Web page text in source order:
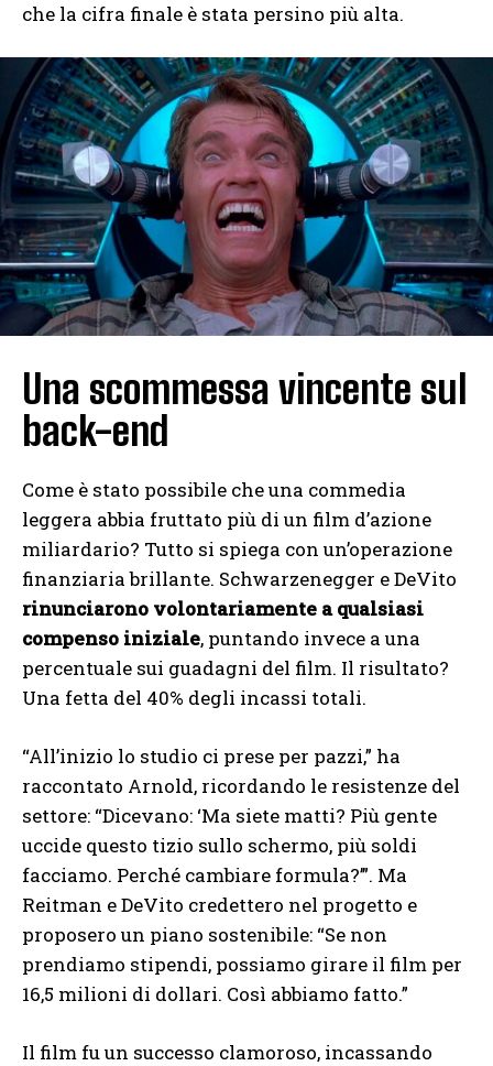
che la cifra finale è stata persino più alta.
Una scommessa vincente sul
back-end
Come è stato possibile che una commedia
leggera abbia fruttato più di un film d’azione
miliardario? Tutto si spiega con un’operazione
finanziaria brillante. Schwarzenegger e DeVito
rinunciarono volontariamente a qualsiasi
compenso iniziale, puntando invece a una
percentuale sui guadagni del film. Il risultato?
Una fetta del 40% degli incassi totali.
“All’inizio lo studio ci prese per pazzi,” ha
raccontato Arnold, ricordando le resistenze del
settore: “Dicevano: ‘Ma siete matti? Più gente
uccide questo tizio sullo schermo, più soldi
facciamo. Perché cambiare formula?’”. Ma
Reitman e DeVito credettero nel progetto e
proposero un piano sostenibile: “Se non
prendiamo stipendi, possiamo girare il film per
16,5 milioni di dollari. Così abbiamo fatto.”
Il film fu un successo clamoroso, incassando